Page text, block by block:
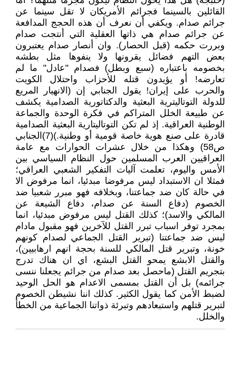
القائلين بالسينما فجرائم الأمريكان لا تقل سينما عن
جرائم صدام. ويكفي أن نعرف أن هذه الحجج المدافعة
عن جرائم صدام هي ذاتها العقلية التي أنتجت صدام
وبررت حكمه (قبل الحصار). وان أنصار صدام يعتبرون
بعض التهم فضائل يقرونها ولا ينفوها مثل بطشه
بخصومه باعتباره (سبع وبطل) فصدام "عادل" ما لم
تعارضه! أو يؤيدون قتله للأحزاب واحتلال الكويت
والحرب على إيران! يقول الجنابي إن (الانهيار المريع
للدولة التوتاليترية البعثية والدكتاتورية الصدامية يكشف
عن طبيعة الخلل المتراكم في فكرة الوحدة والجماعة
الوطنية العراقية. إذ لم تكن التوتاليتارية البعثية الصدامية
قادرة على صنع هوية خاصة قومية أو وطنية.)(7)الجنابي
ص58) وهكذا من خلال عشرات الحوارات مع عامة
العراقيين العرب المسلمين حول النظام السياسي بين
الأمس واليوم، تعلمت آليات التفكير الشعبي العراقي؛
فمثلا ان الاستبداد ليس مرفوضا مبدئيا، انما مرفوض الا
في حالة كان ضد جماعتنا، وبخلافه فهو مبرر شعبيا ضد
الخصوم (دفاع السنة عن صدام، دفاع الشيعة عن
المالكي والاسد)؛ كذلك القتل ليس مرفوض مبدئيا، انما
بمجرد توفر اسباب تبرر القتل للآخرين فهو مقبول مادام
ليس ضد جماعتنا (تبرير القتل الجماعي لصدام كونهم
خونة، وتبرير قتل المالكي للسنة بحجة انهم ارهابيين)،
والقتل الابشع يمحو القتل البشع، اي ان هناك تدرج
بتجريم القتل (ماحصل بعد صدام من جرائم يجعلنا ننسى
جرائمه) بل أن القتل بمسمى الاعدام هو الحل الوحيد
لضبط الأمن كما يقول الكثير. كذلك اننا نشيطن الخصوم
لتبرير قتلهم واستبعادهم وتبرئة ذواتنا الجماعية من الخطأ
والخلل.